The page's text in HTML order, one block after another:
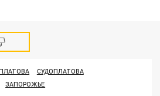
СУДОПЛАТОВА
ЗАПОРОЖЬЕ